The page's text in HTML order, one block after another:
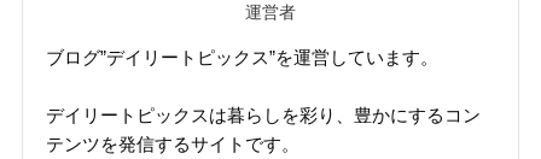
運営者
ブログ”デイリートピックス”を運営しています。
デイリートピックスは暮らしを彩り、豊かにするコン
テンツを発信するサイトです。